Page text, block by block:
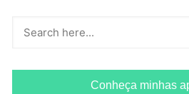
Conheça minhas